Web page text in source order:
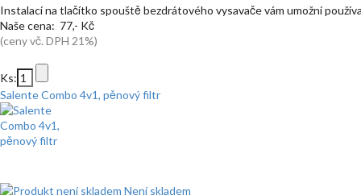
Instalací na tlačítko spouště bezdrátového vysavače vám umožní
Naše cena: 77,- Kč
(ceny vč. DPH 21%)
Ks:
Salente Combo 4v1, pěnový filtr
Není skladem